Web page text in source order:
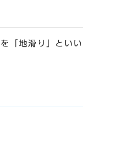
「地滑り」といい